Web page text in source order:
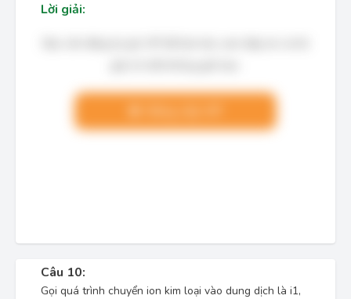
Lời giải:
Câu 10:
Gọi quá trình chuyển ion kim loại vào dung dịch là i1,